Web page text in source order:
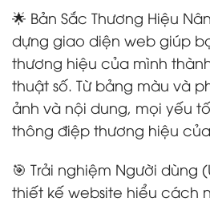
🌟 Bản Sắc Thương Hiệu
dựng giao diện web giúp
thương hiệu của mình
thuật số. Từ bảng màu và
ảnh và nội dung, mọi yếu
thông điệp thương hiệu
🎯 Trải nghiệm Người dùng
thiết kế website hiểu cách